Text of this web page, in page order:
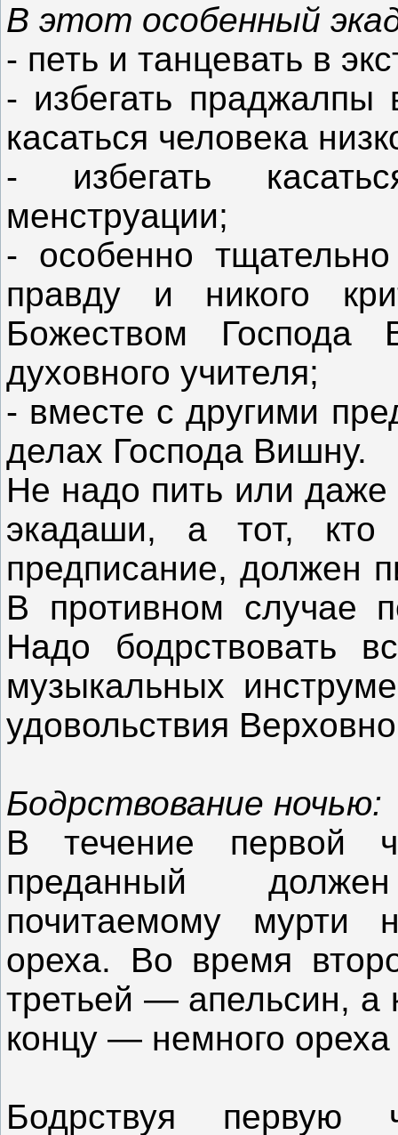
В этот особенный
- петь и танцевать в
- избегать праджалпы
касаться человека
- избегать
менструации;
- особенно тщательно
правду и никого
Божеством
духовного учителя;
- вместе с другими
делах Господа Вишну.
Не надо пить или даже
экадаши, а тот,
предписание, должен
В противном случае
Надо бодрствовать
музыкальных
удовольствия
Бодрствование ночью:
В течение первой
преданный
почитаемому мурти
ореха. Во время
третьей — апельсин, а
концу — немного ореха
Бодрствуя